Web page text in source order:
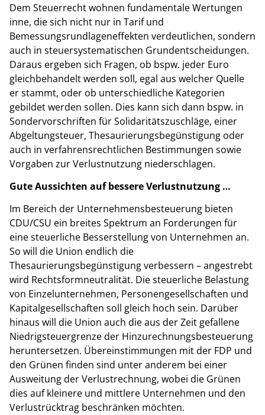
Dem Steuerrecht wohnen fundamentale Wertungen
inne, die sich nicht nur in Tarif und
Bemessungsrundlageneffekten verdeutlichen, sondern
auch in steuersystematischen Grundentscheidungen.
Daraus ergeben sich Fragen, ob bspw. jeder Euro
gleichbehandelt werden soll, egal aus welcher Quelle
er stammt, oder ob unterschiedliche Kategorien
gebildet werden sollen. Dies kann sich dann bspw. in
Sondervorschriften für Solidaritätszuschläge, einer
Abgeltungsteuer, Thesaurierungsbegünstigung oder
auch in verfahrensrechtlichen Bestimmungen sowie
Vorgaben zur Verlustnutzung niederschlagen.
Gute Aussichten auf bessere Verlustnutzung …
Im Bereich der Unternehmensbesteuerung bieten
CDU/CSU ein breites Spektrum an Forderungen für
eine steuerliche Besserstellung von Unternehmen an.
So will die Union endlich die
Thesaurierungsbegünstigung verbessern – angestrebt
wird Rechtsformneutralität. Die steuerliche Belastung
von Einzelunternehmen, Personengesellschaften und
Kapitalgesellschaften soll gleich hoch sein. Darüber
hinaus will die Union auch die aus der Zeit gefallene
Niedrigsteuergrenze der Hinzurechnungsbesteuerung
heruntersetzen. Übereinstimmungen mit der FDP und
den Grünen finden sind unter anderem bei einer
Ausweitung der Verlustrechnung, wobei die Grünen
dies auf kleinere und mittlere Unternehmen und den
Verlustrücktrag beschränken möchten.